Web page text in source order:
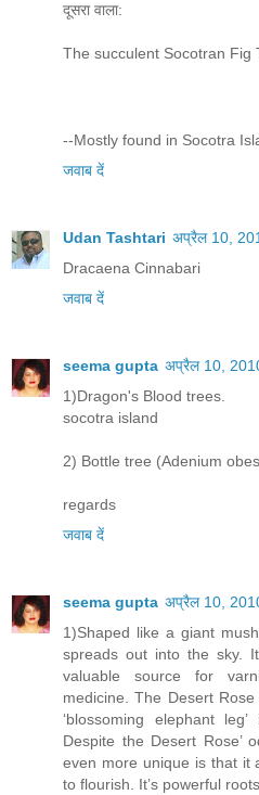
दूसरा वाला:
The succulent Socotran Fig
--Mostly found in Socotra
जवाब दें
Udan Tashtari अप्रैल 10,
Dracaena Cinnabari
जवाब दें
seema gupta अप्रैल 10,
1)Dragon's Blood trees.
socotra island
2) Bottle tree (Adenium
regards
जवाब दें
seema gupta अप्रैल 10,
1)Shaped like a giant
spreads out into the sky.
valuable source for
medicine. The Desert
‘blossoming elephant
Despite the Desert Rose’
even more unique is that it
to flourish. It’s powerful